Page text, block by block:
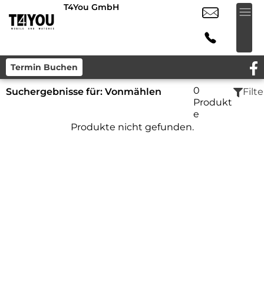
T4You GmbH
Termin Buchen
Suchergebnisse für: Vonmählen
0
Produkt
e
Produkte nicht gefunden.